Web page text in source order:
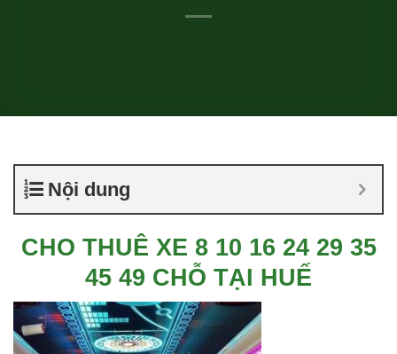
Nội dung
CHO THUÊ XE 8 10 16 24 29 35
45 49 CHỖ TẠI HUẾ